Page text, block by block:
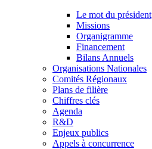
Le mot du président
Missions
Organigramme
Financement
Bilans Annuels
Organisations Nationales
Comités Régionaux
Plans de filière
Chiffres clés
Agenda
R&D
Enjeux publics
Appels à concurrence